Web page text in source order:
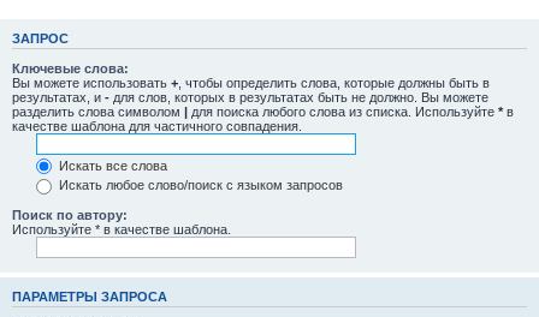
ЗАПРОС
Ключевые слова:
Вы можете использовать + , чтобы определить слова, которые должны быть в
результатах, и - для слов, которых в результатах быть не должно. Вы можете
разделить слова символом | для поиска любого слова из списка. Используйте * в
качестве шаблона для частичного совпадения.
Искать все слова
Искать любое слово/поиск с языком запросов
Поиск по автору:
Используйте * в качестве шаблона.
ПАРАМЕТРЫ ЗАПРОСА